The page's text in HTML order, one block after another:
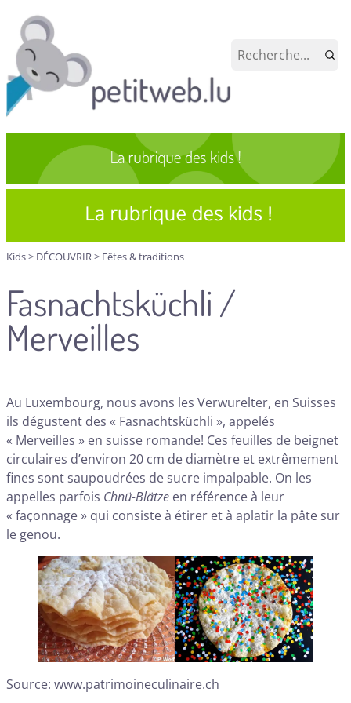
Kids> DÉCOUVRIR> Fêtes & traditions
Fasnachtsküchli /
Merveilles
Au Luxembourg, nous avons les Verwurelter, en Suisses
ils dégustent des « Fasnachtsküchli », appelés
« Merveilles » en suisse romande! Ces feuilles de beignet
circulaires d’environ 20 cm de diamètre et extrêmement
fines sont saupoudrées de sucre impalpable. On les
appelles parfois Chnü-Blätze en référence à leur
« façonnage » qui consiste à étirer et à aplatir la pâte sur
le genou.
Source: www.patrimoineculinaire.ch